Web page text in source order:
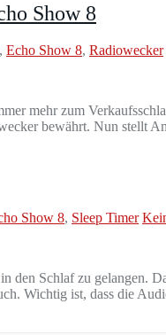
Show 8
, Echo Show 8, Radiowecker
mehr zum
bewährt. Nun stellt
Show 8, Sleep Timer
Schlaf zu gelangen.
Wichtig ist, dass die